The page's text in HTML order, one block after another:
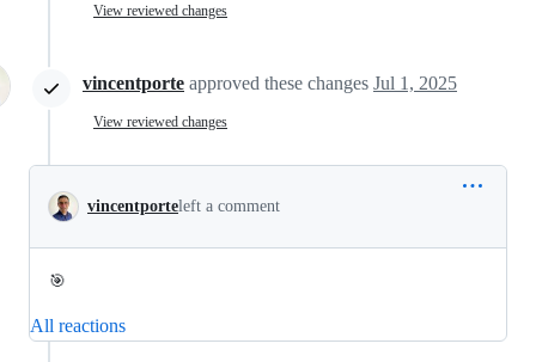
View reviewed changes
vincentporte approved these changes Jul 1, 2025
View reviewed changes
vincentporteleft a comment
🎯
All reactions